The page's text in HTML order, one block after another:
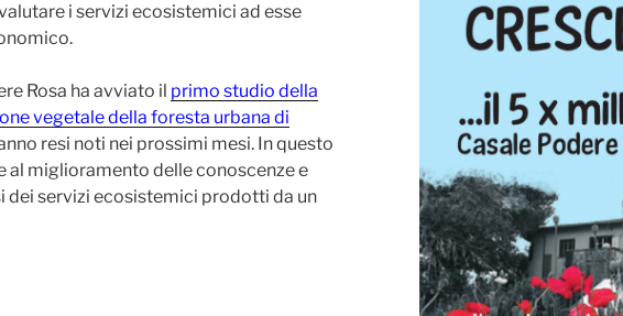
i servizi ecosistemici ad esse
Rosa ha avviato il primo studio della
vegetale della foresta urbana di
resi noti nei prossimi mesi. In questo
al miglioramento delle conoscenze e
dei servizi ecosistemici prodotti da un